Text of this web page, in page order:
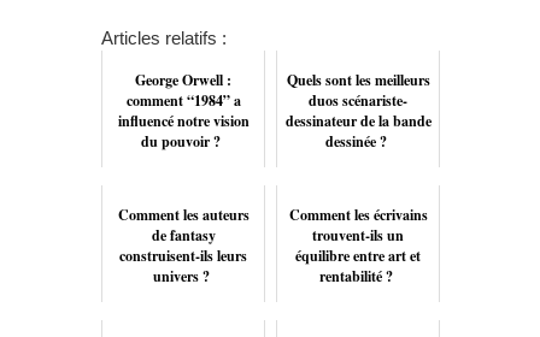
Articles relatifs :
George Orwell :
comment “1984” a
influencé notre vision
du pouvoir ?
Quels sont les meilleurs
duos scénariste-
dessinateur de la bande
dessinée ?
Comment les auteurs
de fantasy
construisent-ils leurs
univers ?
Comment les écrivains
trouvent-ils un
équilibre entre art et
rentabilité ?